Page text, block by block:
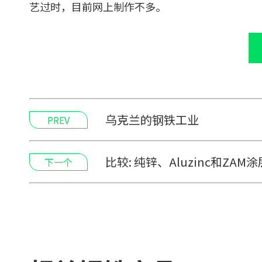
艺过时，目前网上制作不多。
PREV 乌克兰的钢铁工业
下一个 比较: 纯锌、Aluzinc和ZAM涂